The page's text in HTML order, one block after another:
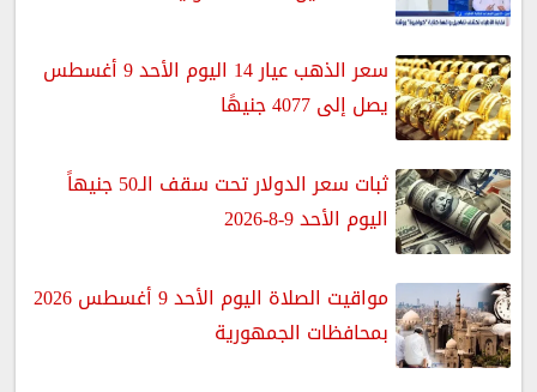
سعر الذهب عيار 14 اليوم الأحد 9 أغسطس
يصل إلى 4077 جنيهًا
ثبات سعر الدولار تحت سقف الـ50 جنيهاً
اليوم الأحد 9-8-2026
مواقيت الصلاة اليوم الأحد 9 أغسطس 2026
بمحافظات الجمهورية